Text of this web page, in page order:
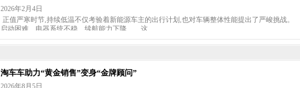
2026年2月4日
正值严寒时节,持续低温不仅考验着新能源车主的出行计划,也对车辆整体性能提出了严峻挑战。
启动困难、电器系统不稳、续航能力下降……这…
淘车车助力“黄金销售”变身“金牌顾问”
2026年8月5日